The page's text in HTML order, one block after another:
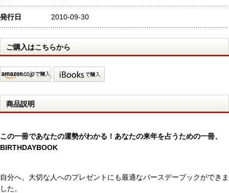
発行日 2010-09-30
ご購入はこちらから
商品説明
この一冊であなたの運勢がわかる！あなたの来年を占うための一冊、
BIRTHDAYBOOK
自分へ、大切な人へのプレゼントにも最適なバースデーブックができま
した。